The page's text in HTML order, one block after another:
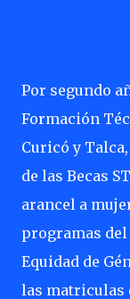
Por segundo
Formación
Curicó y
de las Becas
arancel a
programas
Equidad de
las matriculas